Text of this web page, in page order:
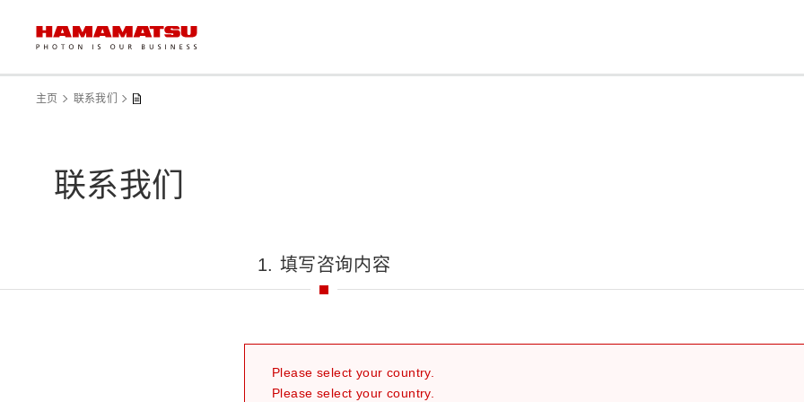
主页 联系我们
联系我们
1. 填写咨询内容
Please select your country.
Please select your country.